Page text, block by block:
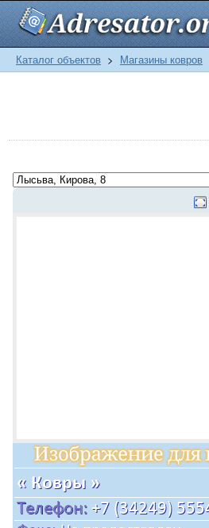
Каталог объектов > Магазины ковров